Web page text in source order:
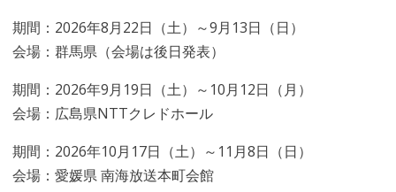
期間：2026年8月22日（土）～9月13日（日）
会場：群馬県（会場は後日発表）
期間：2026年9月19日（土）～10月12日（月）
会場：広島県NTTクレドホール
期間：2026年10月17日（土）～11月8日（日）
会場：愛媛県 南海放送本町会館